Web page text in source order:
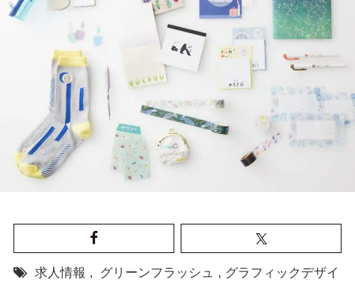
求人情報 , グリーンフラッシュ , グラフィックデザイ